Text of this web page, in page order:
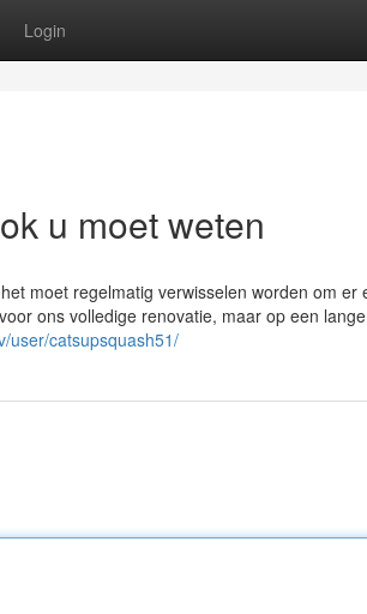
Login
u moet weten
moet regelmatig verwisselen worden om er
ons volledige renovatie, maar op een lange
user/catsupsquash51/